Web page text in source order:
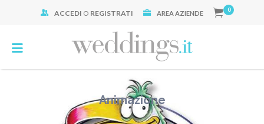
ACCEDI O REGISTRATI AREA AZIENDE 0
Animazione